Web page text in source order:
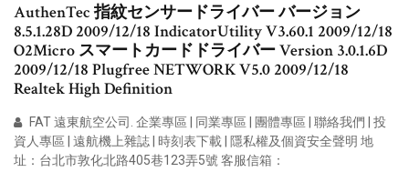
AuthenTec 指紋センサードライバー バージョン
8.5.1.28D 2009/12/18 IndicatorUtility V3.60.1 2009/12/18
O2Micro スマートカードドライバー Version 3.0.1.6D
2009/12/18 Plugfree NETWORK V5.0 2009/12/18
Realtek High Definition
FAT 遠東航空公司. 企業專區 | 同業專區 | 團體專區 | 聯絡我們 | 投
資人專區 | 遠航機上雜誌 | 時刻表下載 | 隱私權及個資安全聲明 地
址：台北市敦化北路405巷123弄5號 客服信箱：